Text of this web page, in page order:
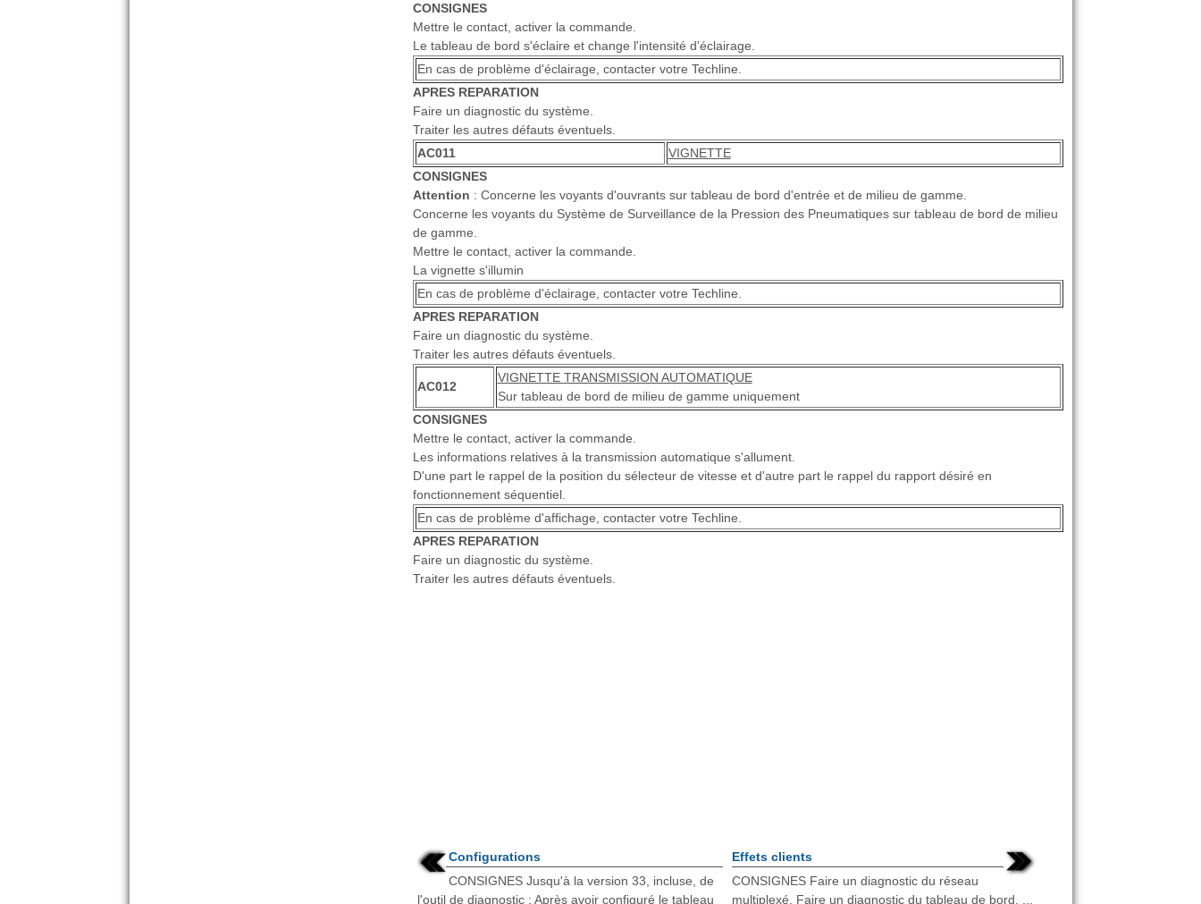
CONSIGNES
Mettre le contact, activer la commande.
Le tableau de bord s'éclaire et change l'intensité d'éclairage.
En cas de problème d'éclairage, contacter votre Techline.
APRES REPARATION
Faire un diagnostic du système.
Traiter les autres défauts éventuels.
AC011
VIGNETTE
CONSIGNES
Attention : Concerne les voyants d'ouvrants sur tableau de bord d'entrée et de milieu de gamme.
Concerne les voyants du Système de Surveillance de la Pression des Pneumatiques sur tableau de bord de milieu
de gamme.
Mettre le contact, activer la commande.
La vignette s'illumin
En cas de problème d'éclairage, contacter votre Techline.
APRES REPARATION
Faire un diagnostic du système.
Traiter les autres défauts éventuels.
AC012
VIGNETTE TRANSMISSION AUTOMATIQUE
Sur tableau de bord de milieu de gamme uniquement
CONSIGNES
Mettre le contact, activer la commande.
Les informations relatives à la transmission automatique s'allument.
D'une part le rappel de la position du sélecteur de vitesse et d'autre part le rappel du rapport désiré en
fonctionnement séquentiel.
En cas de problème d'affichage, contacter votre Techline.
APRES REPARATION
Faire un diagnostic du système.
Traiter les autres défauts éventuels.
Configurations
CONSIGNES Jusqu'à la version 33, incluse, de
l'outil de diagnostic : Après avoir configuré le tableau
Effets clients
CONSIGNES Faire un diagnostic du réseau
multiplexé. Faire un diagnostic du tableau de bord. ...